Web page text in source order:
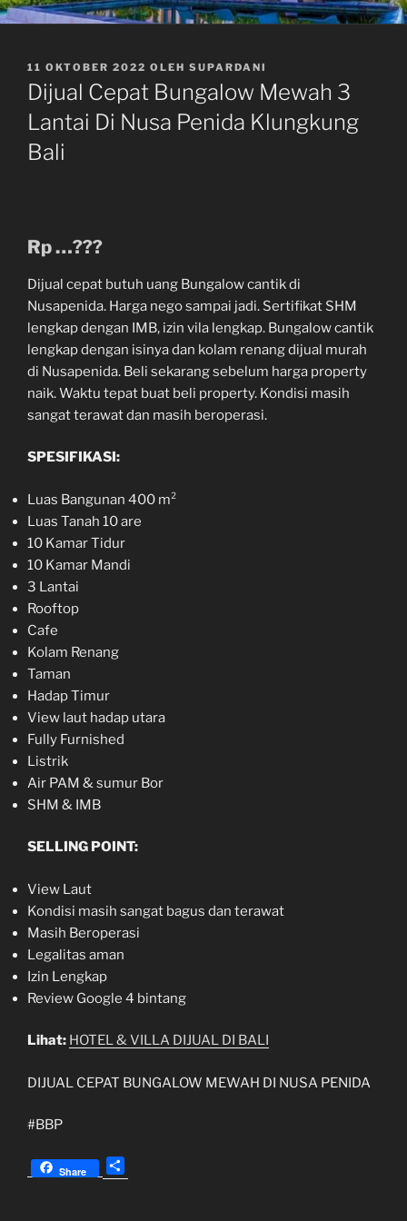
DIPOSKAN
PADA
11 OKTOBER 2022 OLEH SUPARDANI
Dijual Cepat Bungalow Mewah 3
Lantai Di Nusa Penida Klungkung
Bali
Rp …???
Dijual cepat butuh uang Bungalow cantik di
Nusapenida. Harga nego sampai jadi. Sertifikat SHM
lengkap dengan IMB, izin vila lengkap. Bungalow cantik
lengkap dengan isinya dan kolam renang dijual murah
di Nusapenida. Beli sekarang sebelum harga property
naik. Waktu tepat buat beli property. Kondisi masih
sangat terawat dan masih beroperasi.
SPESIFIKASI:
Luas Bangunan 400 m²
Luas Tanah 10 are
10 Kamar Tidur
10 Kamar Mandi
3 Lantai
Rooftop
Cafe
Kolam Renang
Taman
Hadap Timur
View laut hadap utara
Fully Furnished
Listrik
Air PAM & sumur Bor
SHM & IMB
SELLING POINT:
View Laut
Kondisi masih sangat bagus dan terawat
Masih Beroperasi
Legalitas aman
Izin Lengkap
Review Google 4 bintang
Lihat: HOTEL & VILLA DIJUAL DI BALI
DIJUAL CEPAT BUNGALOW MEWAH DI NUSA PENIDA
#BBP
Share
h